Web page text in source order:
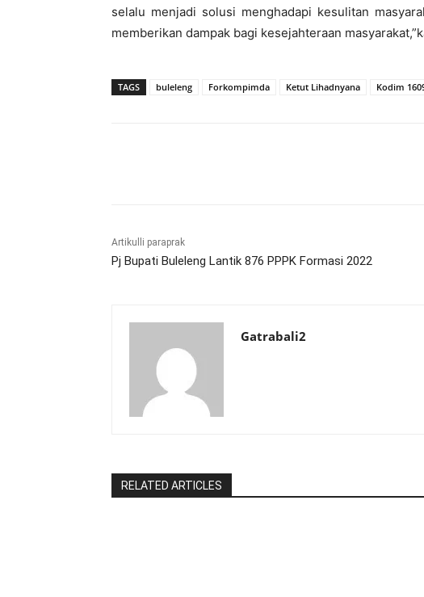
selalu menjadi solusi menghadapi kesulitan
memberikan dampak bagi kesejahteraan
TAGS buleleng Forkompimda Ketut Lihadnyana Kodim
Artikulli paraprak
Pj Bupati Buleleng Lantik 876 PPPK Formasi 2022
Gatrabali2
RELATED ARTICLES